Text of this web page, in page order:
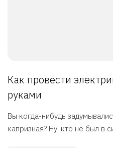
Как провести
руками
Вы когда-нибудь
капризная? Ну, кто не был в